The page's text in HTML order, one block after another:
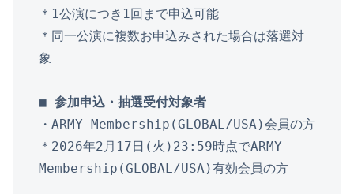
＊1公演につき1回まで申込可能
＊同一公演に複数お申込みされた場合は落選対
象
■ 参加申込・抽選受付対象者
・ARMY Membership(GLOBAL/USA)会員の方
＊2026年2月17日(火)23:59時点でARMY
Membership(GLOBAL/USA)有効会員の方